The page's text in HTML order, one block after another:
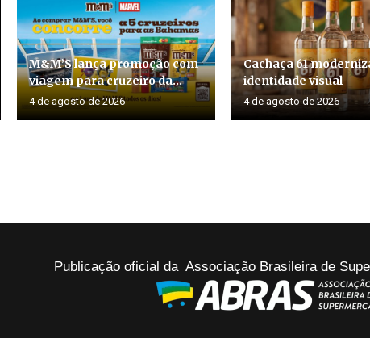
M&M’S lança promoção com
viagem para cruzeiro da...
4 de agosto de 2026
Cachaça 61
identidade visual
4 de agosto de 2026
Publicação oficial da Associação Brasileira de